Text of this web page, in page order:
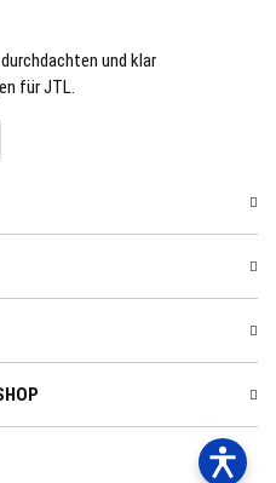
und klar
für JTL.